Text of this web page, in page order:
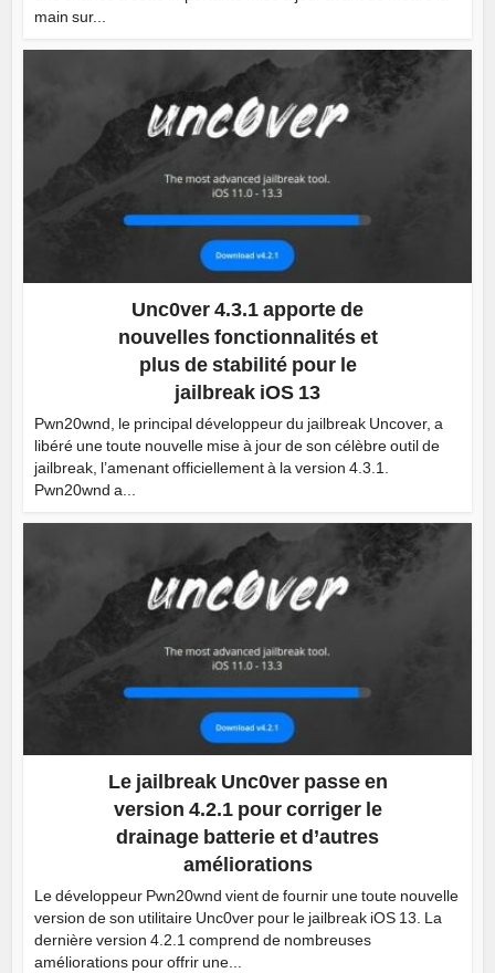
main sur...
Unc0ver 4.3.1 apporte de
nouvelles fonctionnalités et
plus de stabilité pour le
jailbreak iOS 13
Pwn20wnd, le principal développeur du jailbreak Uncover, a
libéré une toute nouvelle mise à jour de son célèbre outil de
jailbreak, l’amenant officiellement à la version 4.3.1.
Pwn20wnd a...
Le jailbreak Unc0ver passe en
version 4.2.1 pour corriger le
drainage batterie et d’autres
améliorations
Le développeur Pwn20wnd vient de fournir une toute nouvelle
version de son utilitaire Unc0ver pour le jailbreak iOS 13. La
dernière version 4.2.1 comprend de nombreuses
améliorations pour offrir une...